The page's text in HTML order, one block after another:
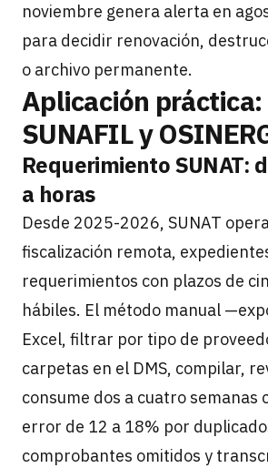
noviembre genera alerta en
para decidir renovación,
o archivo permanente.
Aplicación práctica:
SUNAFIL y
Requerimiento SUNAT:
a horas
Desde 2025-2026, SUNAT
fiscalización remota,
requerimientos con plazos de
hábiles. El método manual
Excel, filtrar por tipo de
carpetas en el DMS, compilar,
consume dos a cuatro semanas
error de 12 a 18% por
comprobantes omitidos y